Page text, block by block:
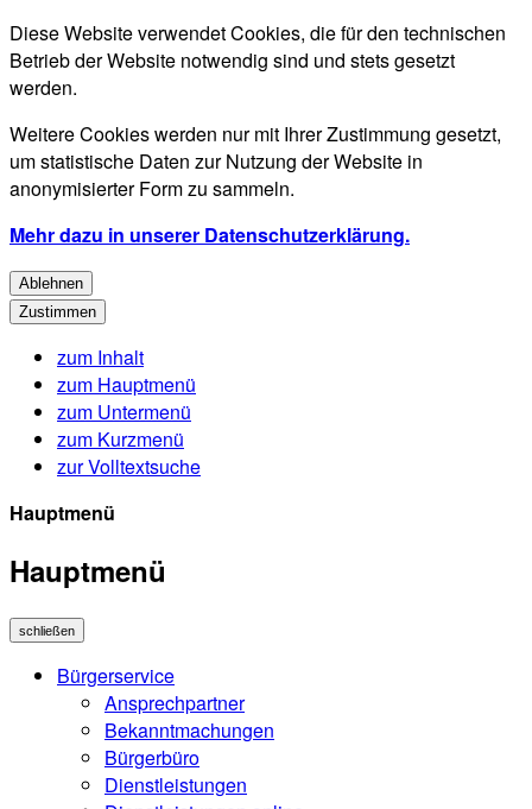
Diese Website verwendet Cookies, die für den technischen
Betrieb der Website notwendig sind und stets gesetzt
werden.
Weitere Cookies werden nur mit Ihrer Zustimmung gesetzt,
um statistische Daten zur Nutzung der Website in
anonymisierter Form zu sammeln.
Mehr dazu in unserer Datenschutzerklärung.
Ablehnen
Zustimmen
zum Inhalt
zum Hauptmenü
zum Untermenü
zum Kurzmenü
zur Volltextsuche
Hauptmenü
Hauptmenü
schließen
Bürgerservice
Ansprechpartner
Bekanntmachungen
Bürgerbüro
Dienstleistungen